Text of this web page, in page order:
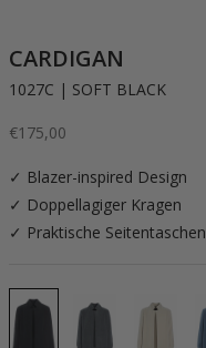
CARDIGAN
1027C | SOFT BLACK
Angebot
€175,00
✓ Blazer-inspired Design
✓ Doppellagiger Kragen
✓ Praktische Seitentaschen